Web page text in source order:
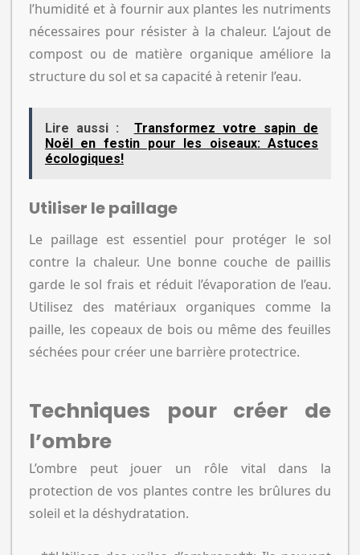
l’humidité et à fournir aux plantes les nutriments
nécessaires pour résister à la chaleur. L’ajout de
compost ou de matière organique améliore la
structure du sol et sa capacité à retenir l’eau.
Lire aussi :
Transformez votre sapin de
Noël en festin pour les oiseaux: Astuces
écologiques!
Utiliser le paillage
Le paillage est essentiel pour protéger le sol
contre la chaleur. Une bonne couche de paillis
garde le sol frais et réduit l’évaporation de l’eau.
Utilisez des matériaux organiques comme la
paille, les copeaux de bois ou même des feuilles
séchées pour créer une barrière protectrice.
Techniques pour créer de
l’ombre
L’ombre peut jouer un rôle vital dans la
protection de vos plantes contre les brûlures du
soleil et la déshydratation.